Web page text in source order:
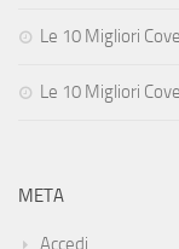
Le 10 Migliori
Le 10 Migliori
META
Accedi